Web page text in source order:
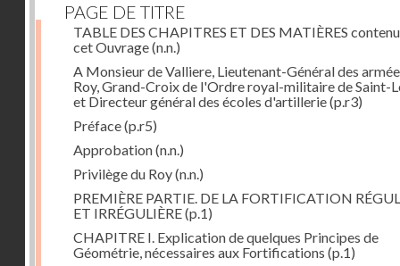
PAGE DE TITRE
TABLE DES CHAPITRES ET DES MATIÈRES
cet Ouvrage(n.n.)
A Monsieur de Valliere, Lieutenant-Général des
Roy, Grand-Croix de l'Ordre royal-militaire de Saint-
et Directeur général des écoles d'artillerie(p.r3)
Préface(p.r5)
Approbation(n.n.)
Privilège du Roy(n.n.)
PREMIÈRE PARTIE. DE LA FORTIFICATION
ET IRRÉGULIÈRE(p.1)
CHAPITRE I. Explication de quelques Principes de
Géométrie, nécessaires aux Fortifications (p.1)